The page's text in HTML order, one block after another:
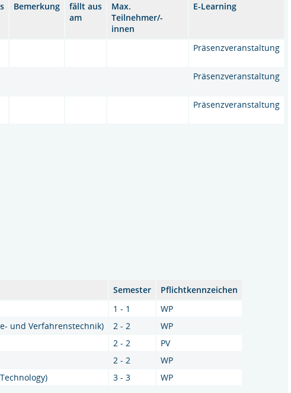
Bemerkung
fällt aus
am
Max.
Teilnehmer/-
innen
E-Learning
Präsenzveranstaltung
Präsenzveranstaltung
Präsenzveranstaltung
Semester
Pflichtkennzeichen
1 - 1
WP
und Verfahrenstechnik)
2 - 2
WP
2 - 2
PV
2 - 2
WP
3 - 3 WP